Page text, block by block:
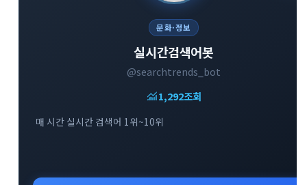
문화·정보
실시간검색어봇
@searchtrends_bot
monitoring1,292조회
매 시간 실시간 검색어 1위~10위